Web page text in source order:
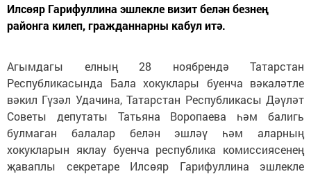
Илсөяр Гарифуллина эшлекле визит белән безнең
районга килеп, гражданнарны кабул итә.
Агымдагы елның 28 ноябрендә Татарстан
Республикасында Бала хокуклары буенча вәкаләтле
вәкил Гүзәл Удачина, Татарстан Республикасы Дәүләт
Советы депутаты Татьяна Воропаева һәм балигь
булмаган балалар белән эшләү һәм аларның
хокукларын яклау буенча республика комиссиясенең
җаваплы секретаре Илсөяр Гарифуллина эшлекле